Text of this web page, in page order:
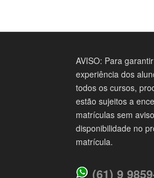
AVISO: Para
experiência dos
todos os cursos,
estão sujeitos a
matrículas sem
disponibilidade no
matrícula.
(61) 9